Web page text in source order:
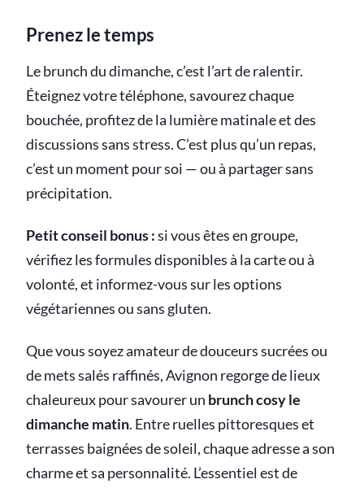
Prenez le temps
Le brunch du dimanche, c’est l’art de ralentir.
Éteignez votre téléphone, savourez chaque
bouchée, profitez de la lumière matinale et des
discussions sans stress. C’est plus qu’un repas,
c’est un moment pour soi — ou à partager sans
précipitation.
Petit conseil bonus :si vous êtes en groupe,
vérifiez les formules disponibles à la carte ou à
volonté, et informez-vous sur les options
végétariennes ou sans gluten.
Que vous soyez amateur de douceurs sucrées ou
de mets salés raffinés, Avignon regorge de lieux
chaleureux pour savourer un brunch cosy le
dimanche matin. Entre ruelles pittoresques et
terrasses baignées de soleil, chaque adresse a son
charme et sa personnalité. L’essentiel est de